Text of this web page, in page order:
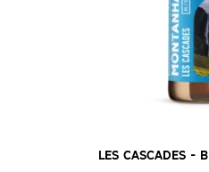
Les Cascades –